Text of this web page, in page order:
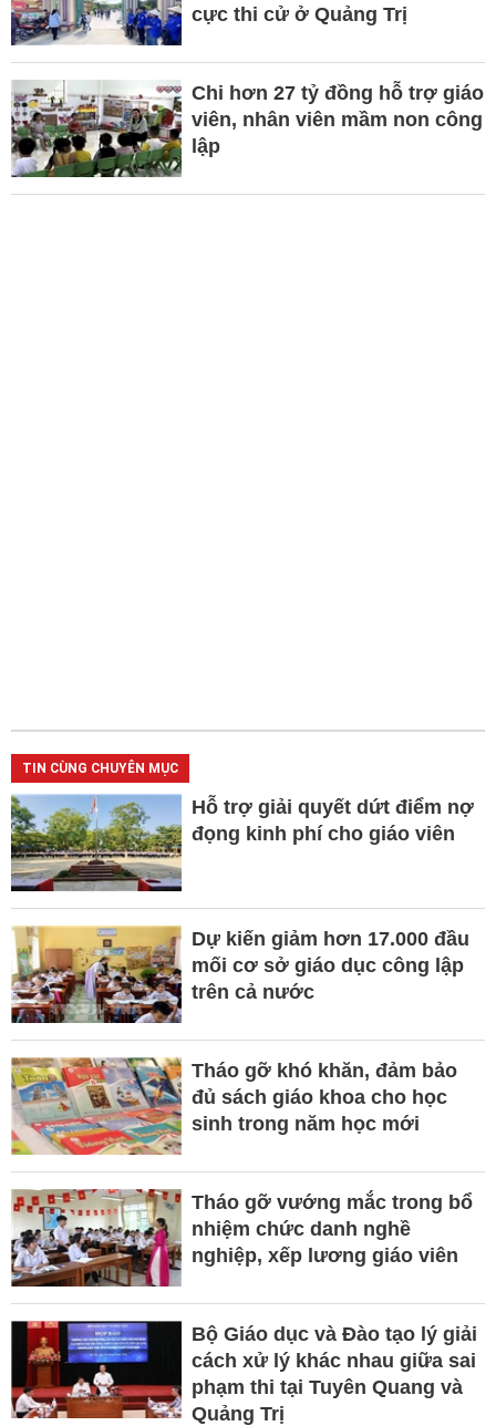
cực thi cử ở Quảng Trị
Chi hơn 27 tỷ đồng hỗ trợ giáo
viên, nhân viên mầm non công
lập
TIN CÙNG CHUYÊN MỤC
Hỗ trợ giải quyết dứt điểm nợ
đọng kinh phí cho giáo viên
Dự kiến giảm hơn 17.000 đầu
mối cơ sở giáo dục công lập
trên cả nước
Tháo gỡ khó khăn, đảm bảo
đủ sách giáo khoa cho học
sinh trong năm học mới
Tháo gỡ vướng mắc trong bổ
nhiệm chức danh nghề
nghiệp, xếp lương giáo viên
Bộ Giáo dục và Đào tạo lý giải
cách xử lý khác nhau giữa sai
phạm thi tại Tuyên Quang và
Quảng Trị